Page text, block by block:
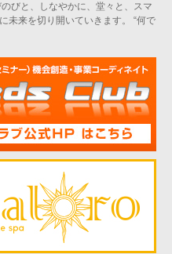
びと、しなやかに、堂々と、スマ
未来を切り開いていきます。 “何で